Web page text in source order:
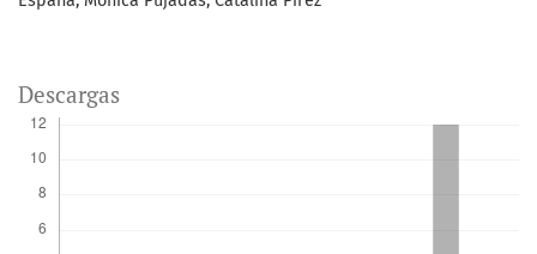
Descargas